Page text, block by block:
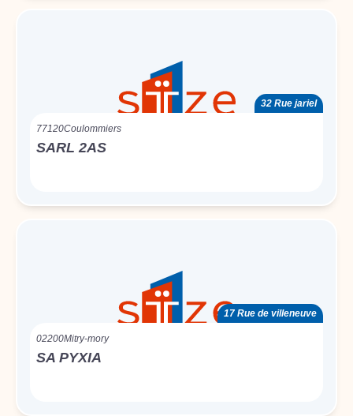
32 Rue jariel
77120Coulommiers
SARL 2AS
17 Rue de villeneuve
02200Mitry-mory
SA PYXIA